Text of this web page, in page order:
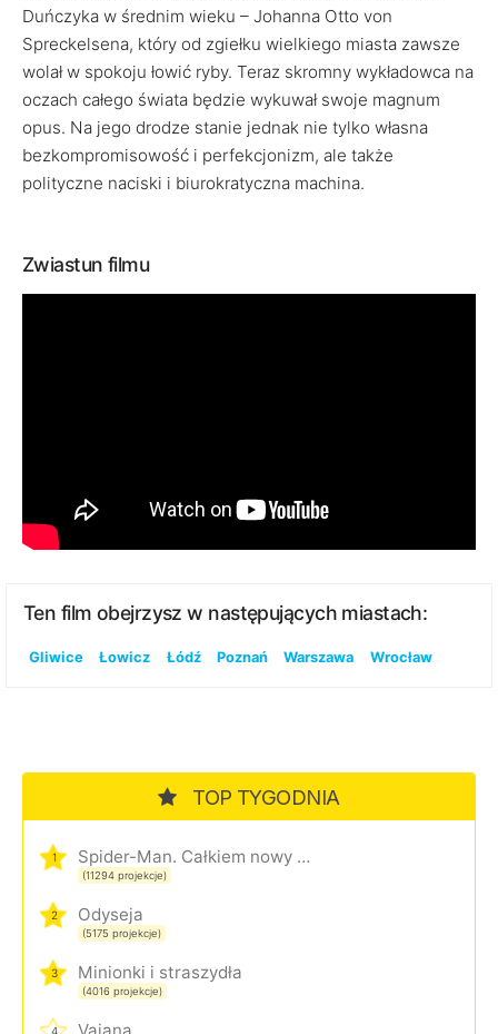
Duńczyka w średnim wieku – Johanna Otto von
Spreckelsena, który od zgiełku wielkiego miasta zawsze
wolał w spokoju łowić ryby. Teraz skromny wykładowca na
oczach całego świata będzie wykuwał swoje magnum
opus. Na jego drodze stanie jednak nie tylko własna
bezkompromisowość i perfekcjonizm, ale także
polityczne naciski i biurokratyczna machina.
Zwiastun filmu
Ten film obejrzysz w następujących miastach:
Gliwice Łowicz Łódź Poznań Warszawa Wrocław
TOP TYGODNIA
1 Spider-Man. Całkiem nowy dzień
(11294 projekcje)
2 Odyseja
(5175 projekcje)
3 Minionki i straszydła
(4016 projekcje)
4 Vaiana